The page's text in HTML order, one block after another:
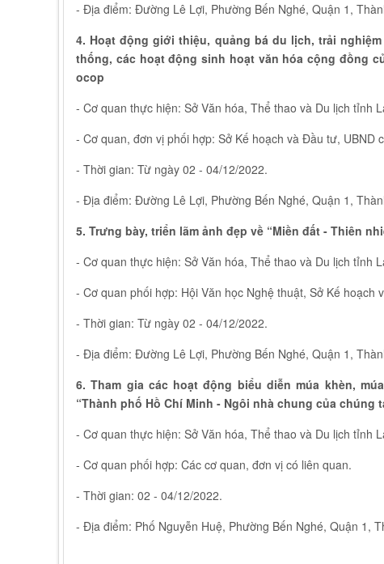
- Địa điểm: Đường Lê Lợi, Phường Bến Nghé, Quận 1,
4. Hoạt động giới thiệu, quảng bá du lịch, trải
thống, các hoạt động sinh hoạt văn hóa cộng đồng
ocop
- Cơ quan thực hiện: Sở Văn hóa, Thể thao và Du lịch tỉnh
- Cơ quan, đơn vị phối hợp: Sở Kế hoạch và Đầu tư,
- Thời gian: Từ ngày 02 - 04/12/2022.
- Địa điểm: Đường Lê Lợi, Phường Bến Nghé, Quận 1,
5. Trưng bày, triển lãm ảnh đẹp về “Miền đất - Thiên
- Cơ quan thực hiện: Sở Văn hóa, Thể thao và Du lịch tỉnh
- Cơ quan phối hợp: Hội Văn học Nghệ thuật, Sở Kế hoạch
- Thời gian: Từ ngày 02 - 04/12/2022.
- Địa điểm: Đường Lê Lợi, Phường Bến Nghé, Quận 1,
6. Tham gia các hoạt động biểu diễn múa khèn,
“Thành phố Hồ Chí Minh - Ngôi nhà chung của chúng
- Cơ quan thực hiện: Sở Văn hóa, Thể thao và Du lịch tỉnh
- Cơ quan phối hợp: Các cơ quan, đơn vị có liên quan.
- Thời gian: 02 - 04/12/2022.
- Địa điểm: Phố Nguyễn Huệ, Phường Bến Nghé, Quận 1,